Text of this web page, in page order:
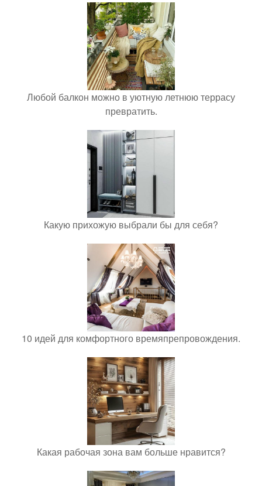
Любой балкон можно в уютную летнюю террасу
превратить.
Какую прихожую выбрали бы для себя?
10 идей для комфортного времяпрепровождения.
Какая рабочая зона вам больше нравится?